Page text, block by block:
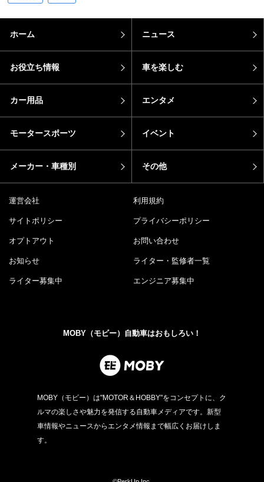
ホーム ニュース
お役立ち情報 車を楽しむ
カー用品 エンタメ
モータースポーツ イベント
メーカー・車種別 その他
運営会社 利用規約
サイトポリシー プライバシーポリシー
オプトアウト お問い合わせ
お知らせ ライター・監修者一覧
ライター募集中 エンジニア募集中
MOBY（モビー）自動車はおもしろい！
MOBY（モビー）は"MOTOR＆HOBBY"をコンセプトに、ク
ルマの楽しさや魅力を発信する自動車メディアです。新型
車情報やニュースからエンタメ情報まで幅広くお届けしま
す。